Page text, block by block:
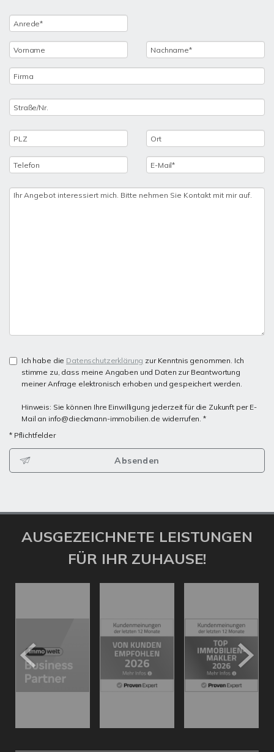
Ich habe die Datenschutzerklärung zur Kenntnis genommen. Ich
stimme zu, dass meine Angaben und Daten zur Beantwortung
meiner Anfrage elektronisch erhoben und gespeichert werden.
Hinweis: Sie können Ihre Einwilligung jederzeit für die Zukunft per E-
Mail an info@dieckmann-immobilien.de widerrufen. *
* Pflichtfelder
Absenden
AUSGEZEICHNETE LEISTUNGEN
FÜR IHR ZUHAUSE!